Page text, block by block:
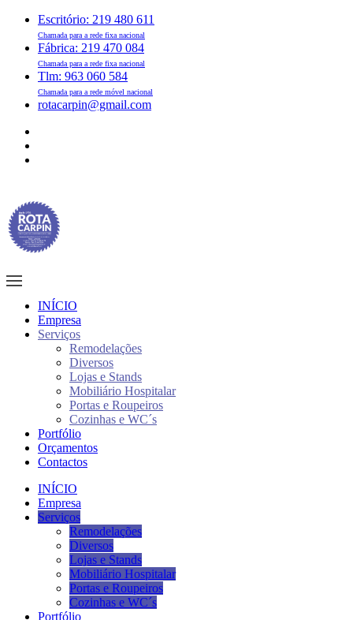
Escritório: 219 480 611
Chamada para a rede fixa nacional
Fábrica: 219 470 084
Chamada para a rede fixa nacional
Tlm: 963 060 584
Chamada para a rede móvel nacional
rotacarpin@gmail.com
INÍCIO
Empresa
Serviços
Remodelações
Diversos
Lojas e Stands
Mobiliário Hospitalar
Portas e Roupeiros
Cozinhas e WC´s
Portfólio
Orçamentos
Contactos
INÍCIO
Empresa
Serviços
Remodelações
Diversos
Lojas e Stands
Mobiliário Hospitalar
Portas e Roupeiros
Cozinhas e WC´s
Portfólio